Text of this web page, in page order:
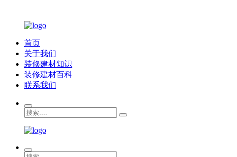
首页
关于我们
装修建材知识
装修建材百科
联系我们